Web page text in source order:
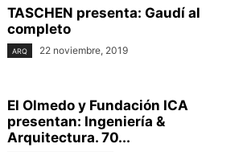
TASCHEN presenta: Gaudí al
completo
ARQ 22 noviembre, 2019
El Olmedo y Fundación ICA
presentan: Ingeniería &
Arquitectura. 70...